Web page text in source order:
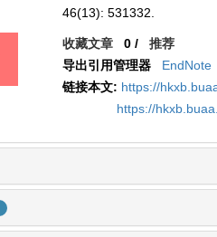
46(13): 531332.
收藏文章 0 /推荐
导出引用管理器
EndNote
链接本文: https://
https://